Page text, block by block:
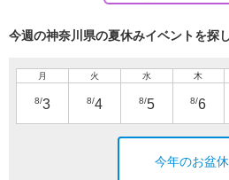
今週の神奈川県の夏休みイベントを探
月
8/3
火
8/4
水
8/5
木
8/6
今年のお盆